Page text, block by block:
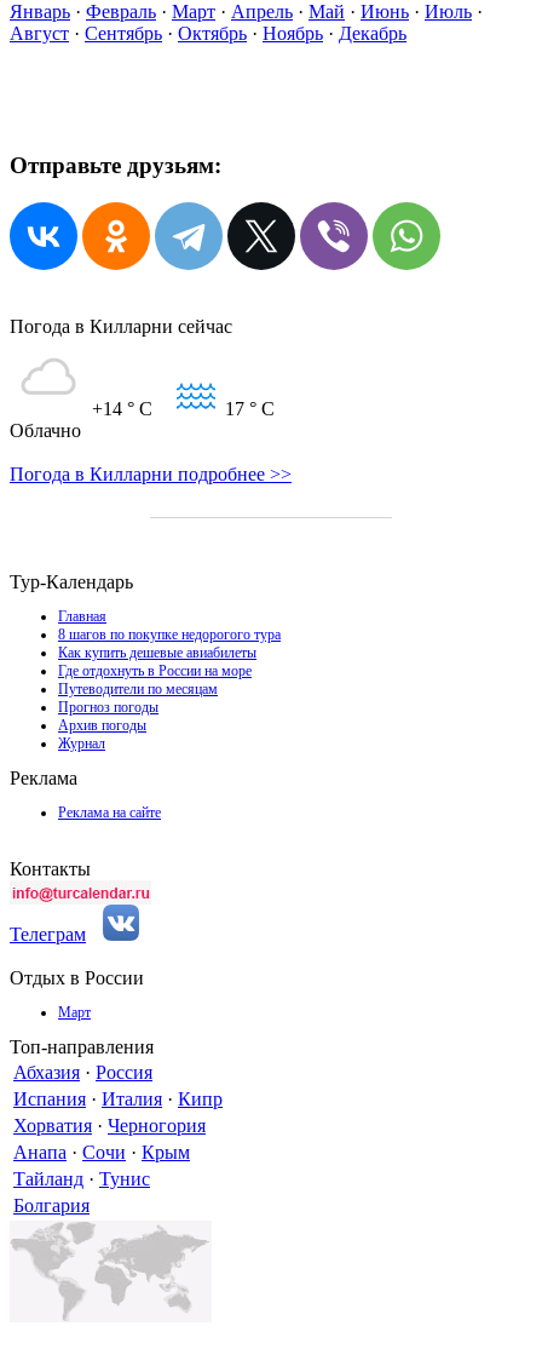
Январь · Февраль · Март · Апрель · Май · Июнь · Июль ·
Август · Сентябрь · Октябрь · Ноябрь · Декабрь
Отправьте друзьям:
Погода в Килларни сейчас
+14 ° C 17 ° C
Облачно
Погода в Килларни подробнее >>
Тур-Календарь
Главная
8 шагов по покупке недорогого тура
Как купить дешевые авиабилеты
Где отдохнуть в России на море
Путеводители по месяцам
Прогноз погоды
Архив погоды
Журнал
Реклама
Реклама на сайте
Контакты
Телеграм
Отдых в России
Март
Топ-направления
Абхазия · Россия
Испания · Италия · Кипр
Хорватия · Черногория
Анапа · Сочи · Крым
Тайланд · Тунис
Болгария